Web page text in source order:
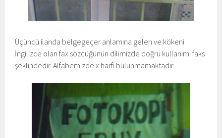
Üçüncü ilanda belgegeçer anlamına gelen ve kökeni
İngilizce olan fax sözcüğünün dilimizde doğru kullanımı faks
şeklindedir. Alfabemizde x harfi bulunmamaktadır.